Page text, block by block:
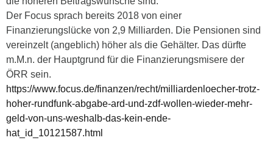
Der Focus sprach bereits 2018 von einer
Finanzierungslücke von 2,9 Milliarden. Die Pensionen sind
vereinzelt (angeblich) höher als die Gehälter. Das dürfte
m.M.n. der Hauptgrund für die Finanzierungsmisere der
ÖRR sein.
https://www.focus.de/finanzen/recht/milliardenloecher-trotz-
hoher-rundfunk-abgabe-ard-und-zdf-wollen-wieder-mehr-
geld-von-uns-weshalb-das-kein-ende-
hat_id_10121587.html